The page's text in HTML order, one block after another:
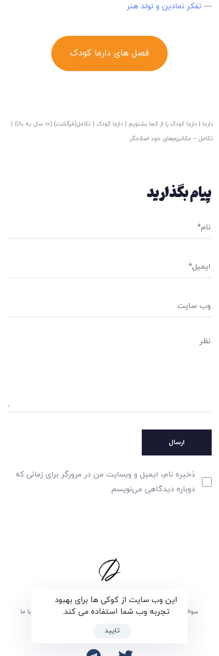
— تفکر نمادین و تولد هنر
فصل های دارما کودک
دارما دارما کودک را از کجا بشنویم دارما کودک تکامل(فرگشت) (۱۰ سال به بالا)
تکامل – مکانیزم‌های خود اصلاحگر
پیام بگذارید
ذخیره نام، ایمیل و وبسایت من در مرورگر برای زمانی که
دوباره دیدگاهی می‌نویسم.
سوالات متداول برگزیدگان درباره ی دارما
همکاری با ما
تماس با ما
این وب سایت از کوکی ها برای بهبود
تجربه وب شما استفاده می کند.
تایید